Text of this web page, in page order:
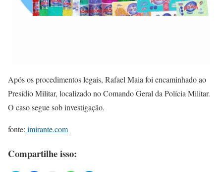
Após os procedimentos legais, Rafael Maia foi encaminhado ao
Presídio Militar, localizado no Comando Geral da Polícia Militar.
O caso segue sob investigação.
fonte: imirante.com
Compartilhe isso: